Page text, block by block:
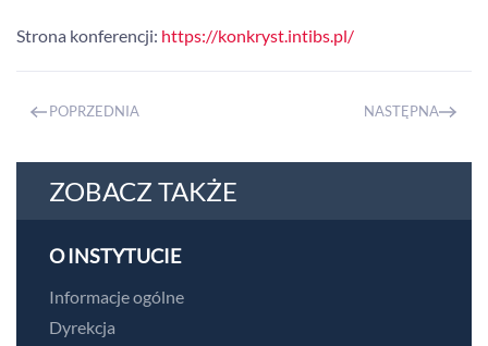
Strona konferencji: https://konkryst.intibs.pl/
POPRZEDNIA NASTĘPNA
ZOBACZ TAKŻE
O INSTYTUCIE
Informacje ogólne
Dyrekcja